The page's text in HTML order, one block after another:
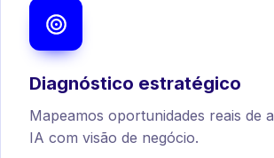
Diagnóstico estratégico
Mapeamos oportunidades reais de
IA com visão de negócio.